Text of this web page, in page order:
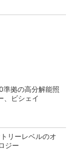
準拠の高分解能照
、ビシェイ
リーレベルのオ
ジー